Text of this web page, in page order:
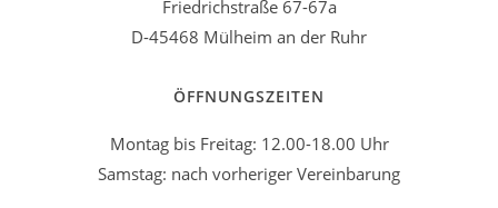
Friedrichstraße 67-67a
D-45468 Mülheim an der Ruhr
ÖFFNUNGSZEITEN
Montag bis Freitag: 12.00-18.00 Uhr
Samstag: nach vorheriger Vereinbarung